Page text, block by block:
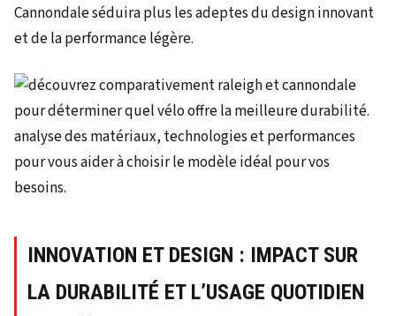
Cannondale séduira plus les adeptes du design innovant
et de la performance légère.
INNOVATION ET DESIGN : IMPACT SUR
LA DURABILITÉ ET L’USAGE QUOTIDIEN